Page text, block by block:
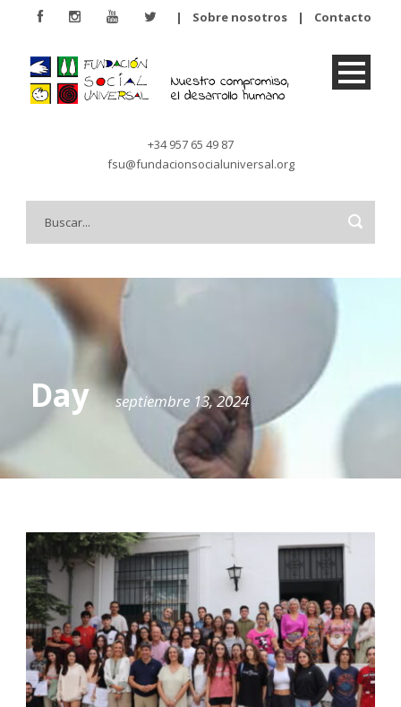
| Sobre nosotros | Contacto
+34 957 65 49 87
fsu@fundacionsocialuniversal.org
Day septiembre 13, 2024